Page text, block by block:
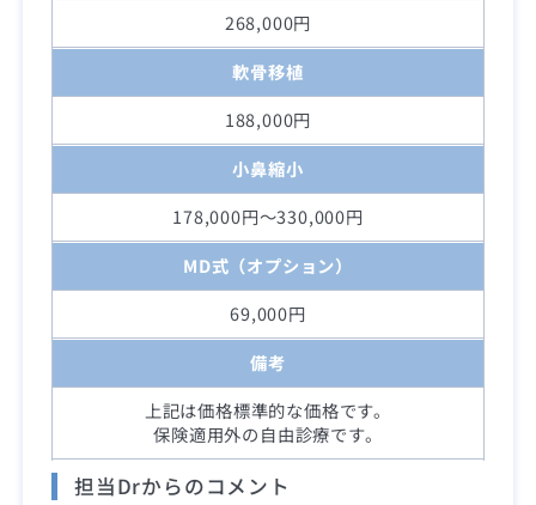
268,000円
軟骨移植
188,000円
小鼻縮小
178,000円～330,000円
MD式（オプション）
69,000円
備考
上記は価格標準的な価格です。
保険適用外の自由診療です。
担当Drからのコメント